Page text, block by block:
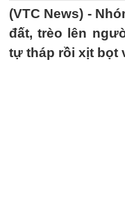
(VTC News) -
đất, trèo lên
tự tháp rồi xịt bọt